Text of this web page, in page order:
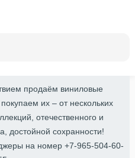
продаём виниловые
их – от нескольких
отечественного и
достойной сохранности!
на номер +7-965-504-60-